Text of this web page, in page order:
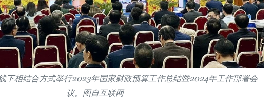
下相结合方式举行2023年国家财政预算工作总结暨2024年工作部署会
议。图自互联网